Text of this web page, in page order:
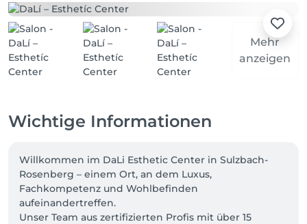
Mehr
anzeigen
Wichtige Informationen
Willkommen im DaLi Esthetic Center in Sulzbach-
Rosenberg – einem Ort, an dem Luxus,
Fachkompetenz und Wohlbefinden
aufeinandertreffen.
Unser Team aus zertifizierten Profis mit über 15